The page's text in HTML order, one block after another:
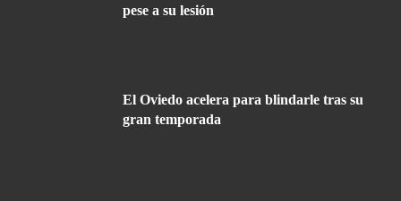
pese a su lesión
El Oviedo acelera para blindarle tras su
gran temporada